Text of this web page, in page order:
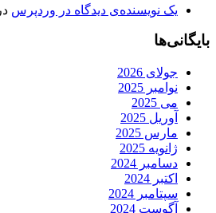
یک نویسنده‌ی دیدگاه در وردپرس در
بایگانی‌ها
جولای 2026
نوامبر 2025
می 2025
آوریل 2025
مارس 2025
ژانویه 2025
دسامبر 2024
اکتبر 2024
سپتامبر 2024
آگوست 2024